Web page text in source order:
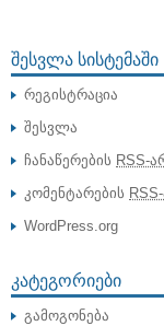
ᲨᲔᲡᲕᲚᲐ ᲡᲘᲡᲢᲔᲛᲐᲨᲘ
რეგისტრაცია
შესვლა
ჩანაწერების RSS-
კომენტარების
WordPress.org
ᲙᲐᲢᲔᲒᲝᲠᲘᲔᲑᲘ
გამოგონება